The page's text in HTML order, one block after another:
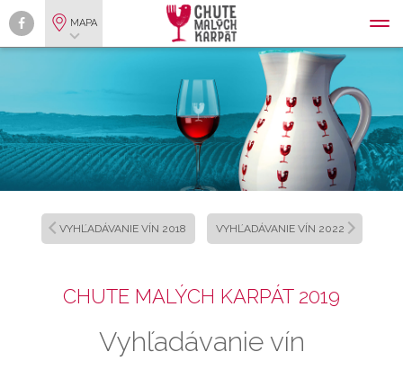
MAPA
VYHĽADÁVANIE VÍN 2018 VYHĽADÁVANIE VÍN 2022
CHUTE MALÝCH KARPÁT 2019
Vyhľadávanie vín